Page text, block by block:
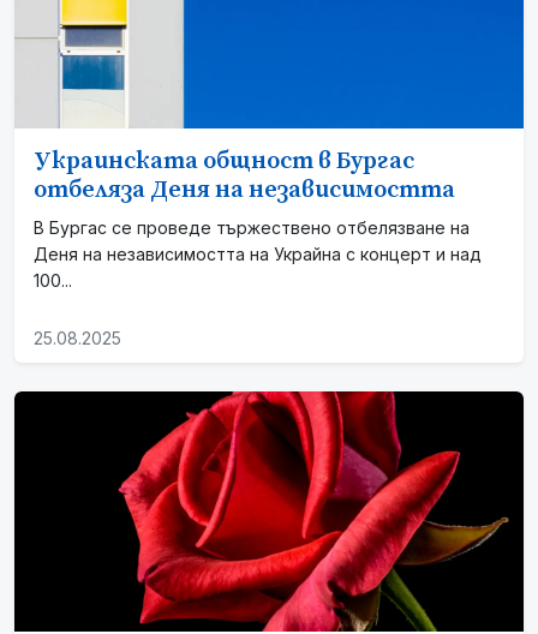
Украинската общност в Бургас
отбеляза Деня на независимостта
В Бургас се проведе тържествено отбелязване на
Деня на независимостта на Украйна с концерт и над
100...
25.08.2025